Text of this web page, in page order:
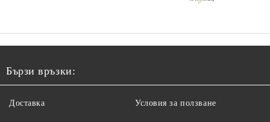
Бързи връзки:
Доставка Условия за ползване